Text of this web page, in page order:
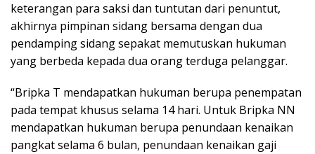
keterangan para saksi dan tuntutan dari penuntut,
akhirnya pimpinan sidang bersama dengan dua
pendamping sidang sepakat memutuskan hukuman
yang berbeda kepada dua orang terduga pelanggar.
“Bripka T mendapatkan hukuman berupa penempatan
pada tempat khusus selama 14 hari. Untuk Bripka NN
mendapatkan hukuman berupa penundaan kenaikan
pangkat selama 6 bulan, penundaan kenaikan gaji